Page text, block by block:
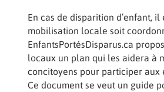
En cas de disparition d’enfant,
mobilisation locale soit
EnfantsPortésDisparus.ca
locaux un plan qui les aidera à
concitoyens pour participer aux
Ce document se veut un guide